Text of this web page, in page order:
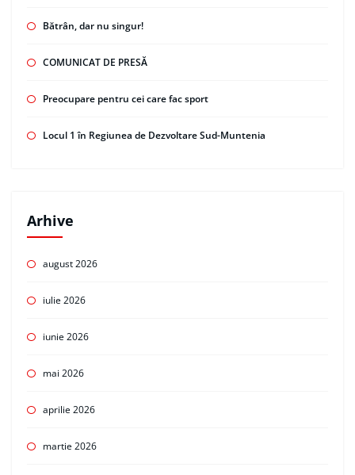
Bătrân, dar nu singur!
COMUNICAT DE PRESĂ
Preocupare pentru cei care fac sport
Locul 1 în Regiunea de Dezvoltare Sud-Muntenia
Arhive
august 2026
iulie 2026
iunie 2026
mai 2026
aprilie 2026
martie 2026